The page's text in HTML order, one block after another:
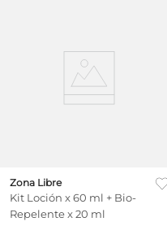
Zona Libre
Kit Loción x 60 ml + Bio-
Repelente x 20 ml